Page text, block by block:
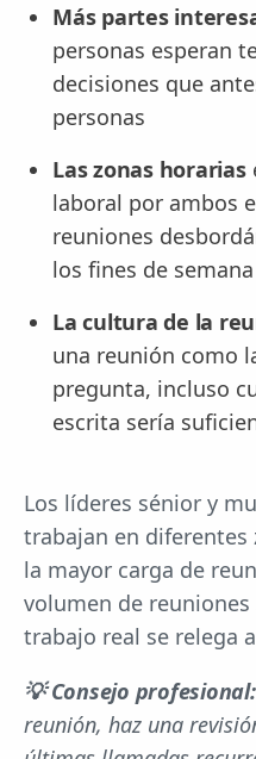
Más partes
personas esperan
decisiones que
personas
Las zonas horarias
laboral por ambos
reuniones
los fines de semana
La cultura de la
una reunión como
pregunta, incluso
escrita sería
Los líderes sénior y
trabajan en diferentes
la mayor carga de
volumen de
trabajo real se relega
💡 Consejo
reunión, haz una